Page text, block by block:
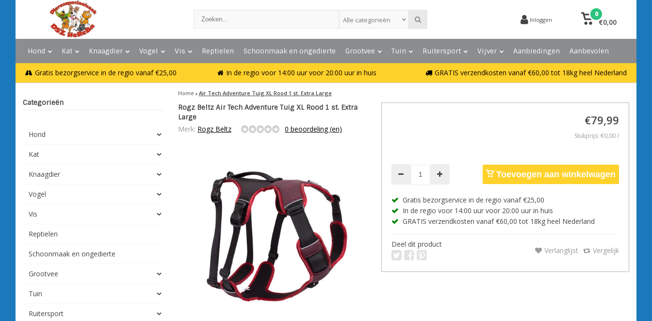
Alle categorieën Inloggen
0
€0,00
Hond Kat Knaagdier Vogel Vis Reptielen Schoonmaak en ongedierte Grootvee Tuin Ruitersport Vijver Aanbiedingen Aanbevolen
Gratis bezorgservice in de regio vanaf €25,00 In de regio voor 14:00 uur voor 20:00 uur in huis GRATIS verzendkosten vanaf €60,00 tot 18kg heel Nederland
Categorieën
Hond
Kat
Knaagdier
Vogel
Vis
Reptielen
Schoonmaak en ongedierte
Grootvee
Tuin
Ruitersport
Home Air Tech Adventure Tuig XL Rood 1 st. Extra Large
Rogz Beltz Air Tech Adventure Tuig XL Rood 1 st. Extra
Large
Merk: Rogz Beltz 0 beoordeling (en)
€79,99
Stukprijs: €0,00 /
Toevoegen aan winkelwagen
Gratis bezorgservice in de regio vanaf €25,00
In de regio voor 14:00 uur voor 20:00 uur in huis
GRATIS verzendkosten vanaf €60,00 tot 18kg heel Nederland
Deel dit product
Verlanglijst Vergelijk